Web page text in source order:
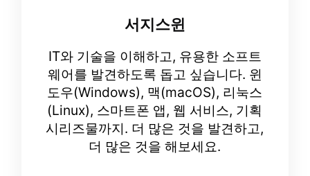
서지스윈
IT와 기술을 이해하고, 유용한 소프트
웨어를 발견하도록 돕고 싶습니다. 윈
도우(Windows), 맥(macOS), 리눅스
(Linux), 스마트폰 앱, 웹 서비스, 기획
시리즈물까지. 더 많은 것을 발견하고,
더 많은 것을 해보세요.